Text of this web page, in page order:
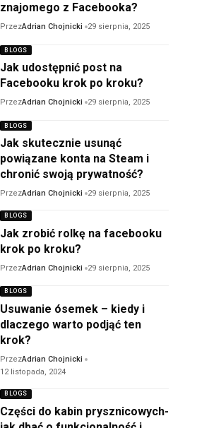
znajomego z Facebooka?
PrzezAdrian Chojnicki 29 sierpnia, 2025
BLOGS
Jak udostępnić post na
Facebooku krok po kroku?
PrzezAdrian Chojnicki 29 sierpnia, 2025
BLOGS
Jak skutecznie usunąć
powiązane konta na Steam i
chronić swoją prywatność?
PrzezAdrian Chojnicki 29 sierpnia, 2025
BLOGS
Jak zrobić rolkę na facebooku
krok po kroku?
PrzezAdrian Chojnicki 29 sierpnia, 2025
BLOGS
Usuwanie ósemek – kiedy i
dlaczego warto podjąć ten
krok?
PrzezAdrian Chojnicki
12 listopada, 2024
BLOGS
Części do kabin prysznicowych-